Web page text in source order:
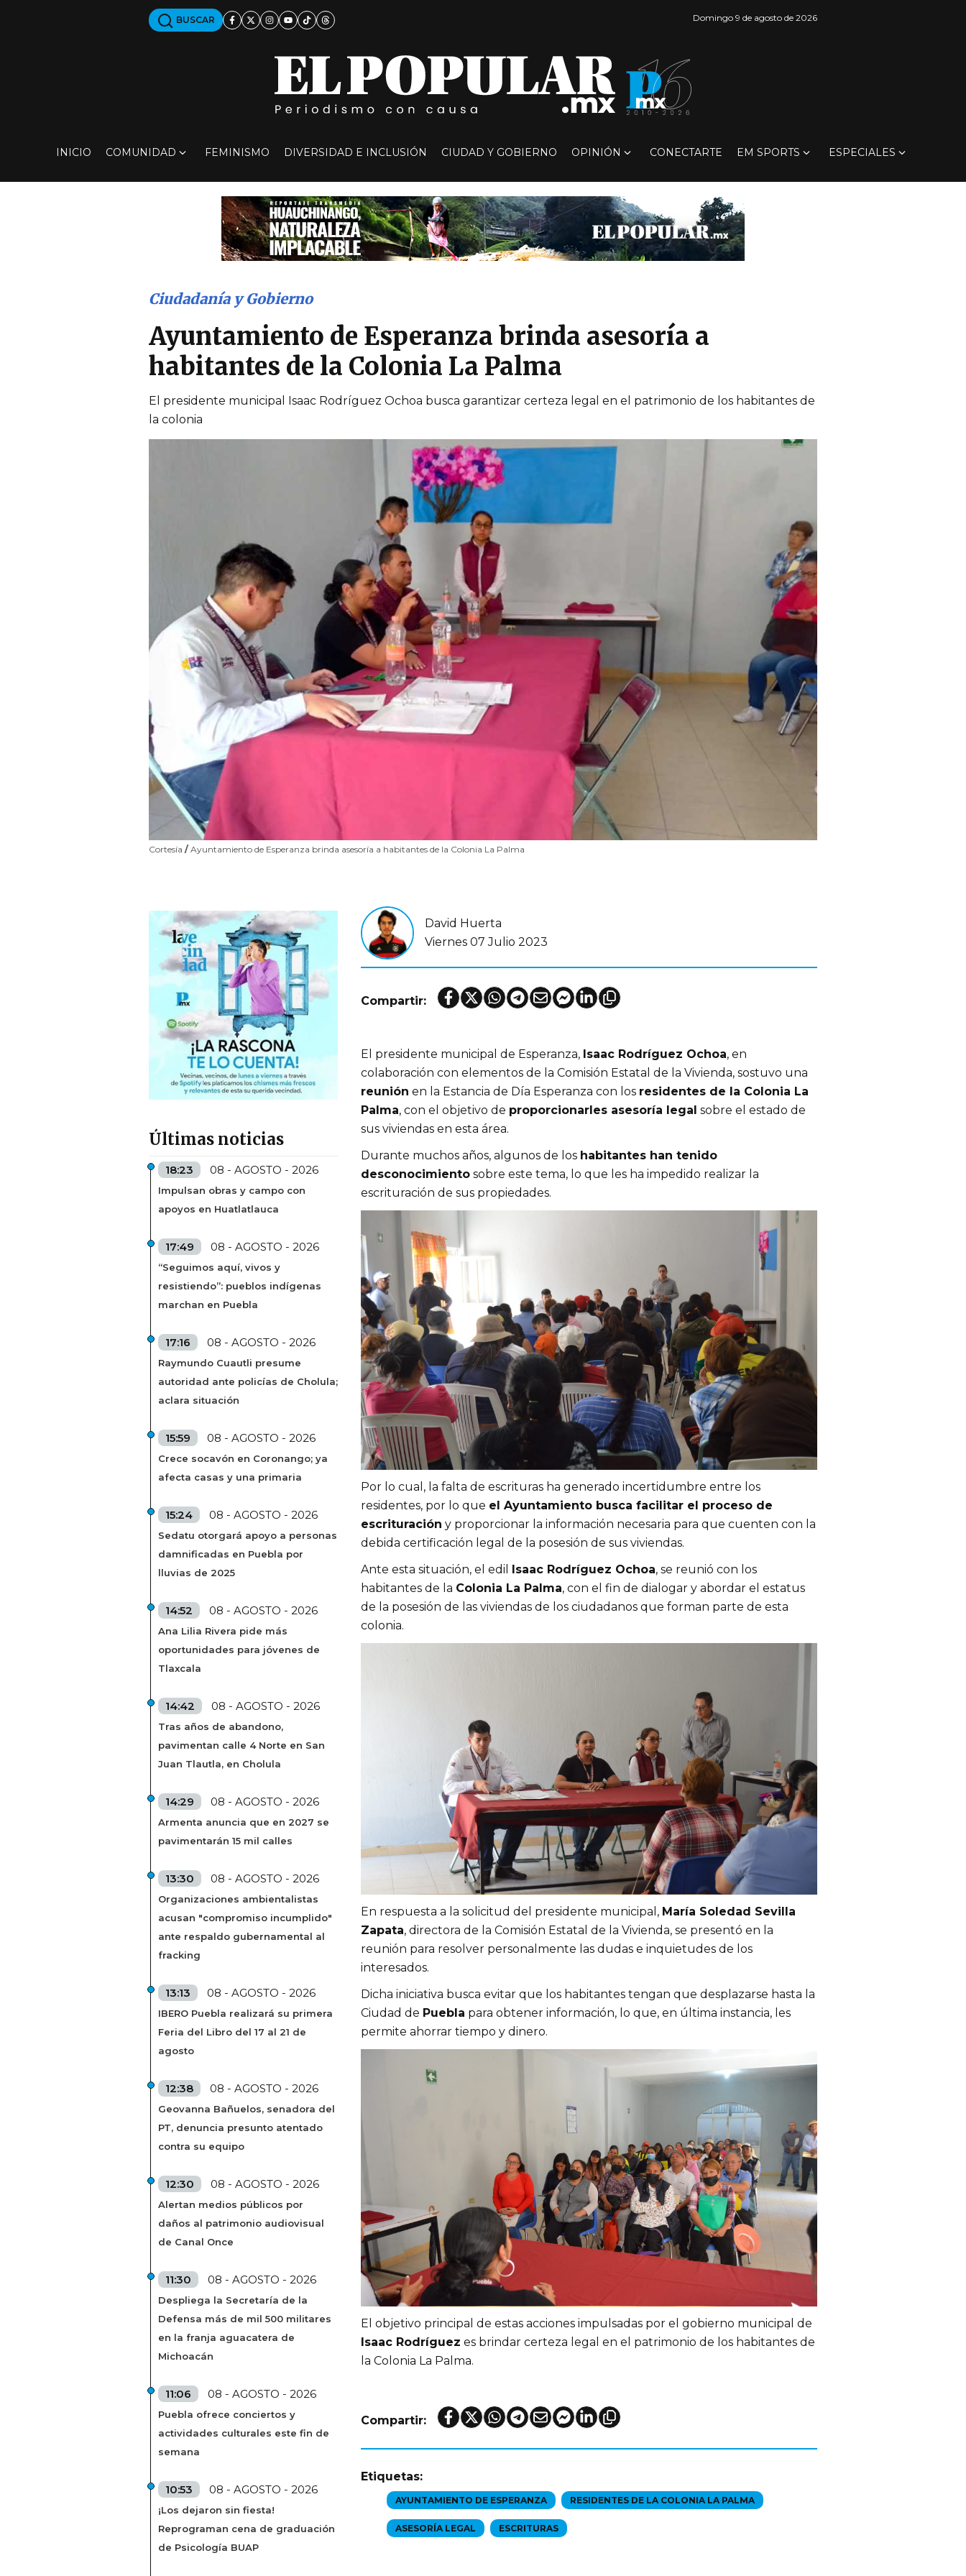
BUSCAR Domingo 9 de agosto de 2026
INICIO COMUNIDAD FEMINISMO DIVERSIDAD E INCLUSIÓN CIUDAD Y GOBIERNO OPINIÓN CONECTARTE EM SPORTS ESPECIALES
Cortesía / Ayuntamiento de Esperanza brinda asesoría a habitantes de la Colonia La Palma
Ciudadanía y Gobierno
Ayuntamiento de Esperanza brinda asesoría a
habitantes de la Colonia La Palma
El presidente municipal Isaac Rodríguez Ochoa busca garantizar certeza legal en el patrimonio de los habitantes de
la colonia
Últimas noticias
18:23 08 - AGOSTO - 2026
Impulsan obras y campo con
apoyos en Huatlatlauca
17:49 08 - AGOSTO - 2026
“Seguimos aquí, vivos y
resistiendo”: pueblos indígenas
marchan en Puebla
17:16 08 - AGOSTO - 2026
Raymundo Cuautli presume
autoridad ante policías de Cholula;
aclara situación
15:59 08 - AGOSTO - 2026
Crece socavón en Coronango; ya
afecta casas y una primaria
15:24 08 - AGOSTO - 2026
Sedatu otorgará apoyo a personas
damnificadas en Puebla por
lluvias de 2025
14:52 08 - AGOSTO - 2026
Ana Lilia Rivera pide más
oportunidades para jóvenes de
Tlaxcala
14:42 08 - AGOSTO - 2026
Tras años de abandono,
pavimentan calle 4 Norte en San
Juan Tlautla, en Cholula
14:29 08 - AGOSTO - 2026
Armenta anuncia que en 2027 se
pavimentarán 15 mil calles
13:30 08 - AGOSTO - 2026
Organizaciones ambientalistas
acusan "compromiso incumplido"
ante respaldo gubernamental al
fracking
13:13 08 - AGOSTO - 2026
IBERO Puebla realizará su primera
Feria del Libro del 17 al 21 de
agosto
12:38 08 - AGOSTO - 2026
Geovanna Bañuelos, senadora del
PT, denuncia presunto atentado
contra su equipo
12:30 08 - AGOSTO - 2026
Alertan medios públicos por
daños al patrimonio audiovisual
de Canal Once
11:30 08 - AGOSTO - 2026
Despliega la Secretaría de la
Defensa más de mil 500 militares
en la franja aguacatera de
Michoacán
11:06 08 - AGOSTO - 2026
Puebla ofrece conciertos y
actividades culturales este fin de
semana
10:53 08 - AGOSTO - 2026
¡Los dejaron sin fiesta!
Reprograman cena de graduación
de Psicología BUAP
David Huerta
Viernes 07 Julio 2023
Compartir:
El presidente municipal de Esperanza, Isaac Rodríguez Ochoa, en
colaboración con elementos de la Comisión Estatal de la Vivienda, sostuvo una
reunión en la Estancia de Día Esperanza con los residentes de la Colonia La
Palma, con el objetivo de proporcionarles asesoría legal sobre el estado de
sus viviendas en esta área.
Durante muchos años, algunos de los habitantes han tenido
desconocimiento sobre este tema, lo que les ha impedido realizar la
escrituración de sus propiedades.
Por lo cual, la falta de escrituras ha generado incertidumbre entre los
residentes, por lo que el Ayuntamiento busca facilitar el proceso de
escrituración y proporcionar la información necesaria para que cuenten con la
debida certificación legal de la posesión de sus viviendas.
Ante esta situación, el edil Isaac Rodríguez Ochoa, se reunió con los
habitantes de la Colonia La Palma, con el fin de dialogar y abordar el estatus
de la posesión de las viviendas de los ciudadanos que forman parte de esta
colonia.
En respuesta a la solicitud del presidente municipal, María Soledad Sevilla
Zapata, directora de la Comisión Estatal de la Vivienda, se presentó en la
reunión para resolver personalmente las dudas e inquietudes de los
interesados.
Dicha iniciativa busca evitar que los habitantes tengan que desplazarse hasta la
Ciudad de Puebla para obtener información, lo que, en última instancia, les
permite ahorrar tiempo y dinero.
El objetivo principal de estas acciones impulsadas por el gobierno municipal de
Isaac Rodríguez es brindar certeza legal en el patrimonio de los habitantes de
la Colonia La Palma.
Compartir:
Etiquetas:
AYUNTAMIENTO DE ESPERANZA RESIDENTES DE LA COLONIA LA PALMA
ASESORÍA LEGAL ESCRITURAS